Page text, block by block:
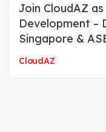
Join CloudAZ
Development –
Singapore &
CloudAZ